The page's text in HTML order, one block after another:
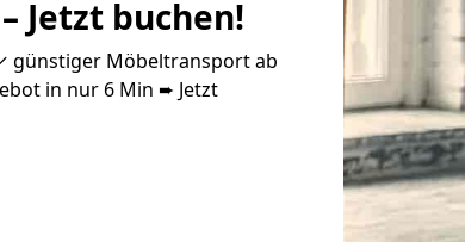
Jetzt buchen!
günstiger Möbeltransport ab
in nur 6 Min ➨ Jetzt